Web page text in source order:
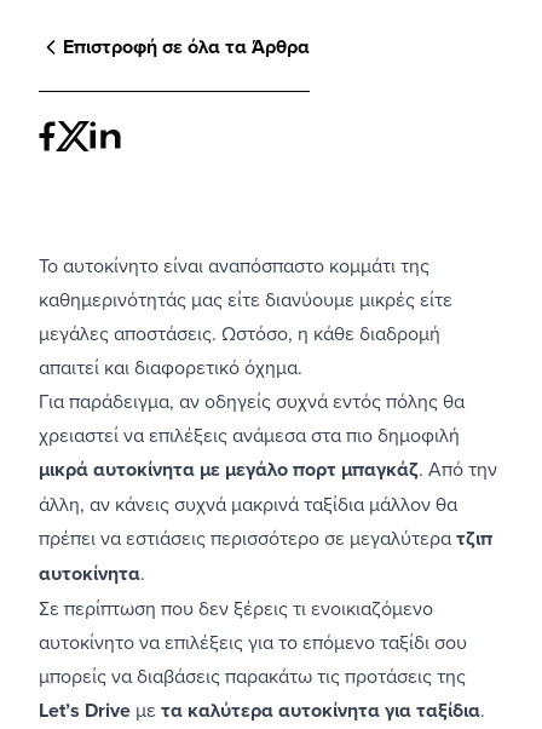
Επιστροφή σε όλα τα Άρθρα
Το αυτοκίνητο είναι αναπόσπαστο κομμάτι της
καθημερινότητάς μας είτε διανύουμε μικρές είτε
μεγάλες αποστάσεις. Ωστόσο, η κάθε διαδρομή
απαιτεί και διαφορετικό όχημα.
Για παράδειγμα, αν οδηγείς συχνά εντός πόλης θα
χρειαστεί να επιλέξεις ανάμεσα στα πιο δημοφιλή
μικρά αυτοκίνητα με μεγάλο πορτ μπαγκάζ. Από την
άλλη, αν κάνεις συχνά μακρινά ταξίδια μάλλον θα
πρέπει να εστιάσεις περισσότερο σε μεγαλύτερατζιπ
αυτοκίνητα.
Σε περίπτωση που δεν ξέρεις τι ενοικιαζόμενο
αυτοκίνητο να επιλέξεις για το επόμενο ταξίδι σου
μπορείς να διαβάσεις παρακάτω τις προτάσεις της
Let’s Drive με τα καλύτερα αυτοκίνητα για ταξίδια.